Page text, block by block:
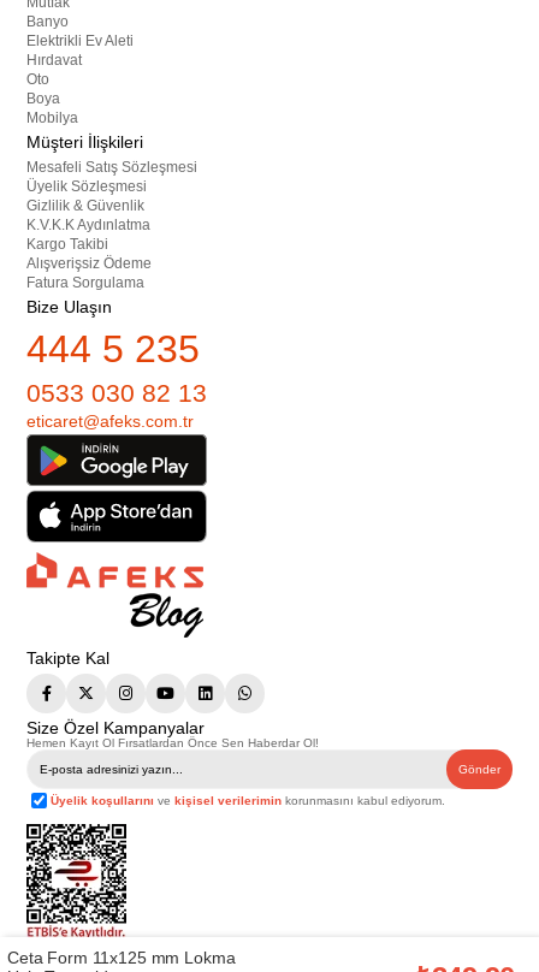
Banyo
Elektrikli Ev Aleti
Hırdavat
Oto
Boya
Mobilya
Müşteri İlişkileri
Mesafeli Satış Sözleşmesi
Üyelik Sözleşmesi
Gizlilik & Güvenlik
K.V.K.K Aydınlatma
Kargo Takibi
Alışverişsiz Ödeme
Fatura Sorgulama
Bize Ulaşın
444 5 235
0533 030 82 13
eticaret@afeks.com.tr
Takipte Kal
Size Özel Kampanyalar
Hemen Kayıt Ol Fırsatlardan Önce Sen Haberdar Ol!
Gönder
Üyelik koşullarını vekişisel verilerimin korunmasını kabul ediyorum.
Telif Hakkı © 2026Afeks Yapı Market . Tüm hakları saklıdır.
Ceta Form 11x125 mm Lokma